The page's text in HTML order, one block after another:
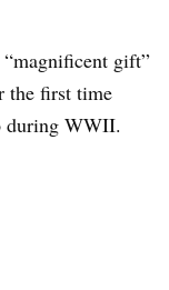
“magnificent gift”
the first time
during WWII.